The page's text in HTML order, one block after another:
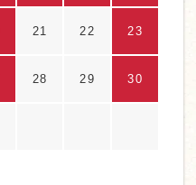
21 22 23
28 29 30